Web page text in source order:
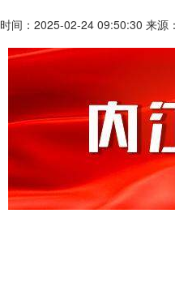
时间：2025-02-24 09:50:30 来源